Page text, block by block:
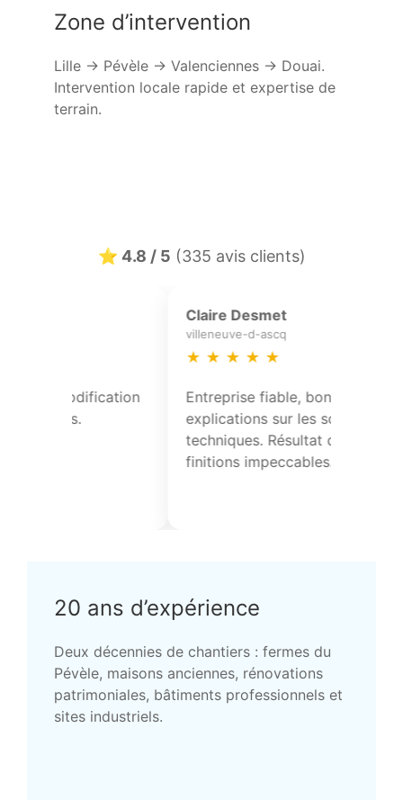
Zone d’intervention
Lille → Pévèle → Valenciennes → Douai.
Intervention locale rapide et expertise de
terrain.
⭐ 4.8 / 5 (335 avis clients)
Réfection partielle de toiture avec
pose de solins et contrôle des
points singuliers. Travail propre et
Excellente
charpente et
ponctuelle,
20 ans d’expérience
Deux décennies de chantiers : fermes du
Pévèle, maisons anciennes, rénovations
patrimoniales, bâtiments professionnels et
sites industriels.